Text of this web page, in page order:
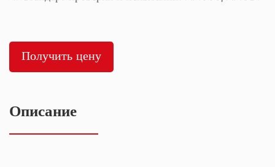
Получить цену
Описание